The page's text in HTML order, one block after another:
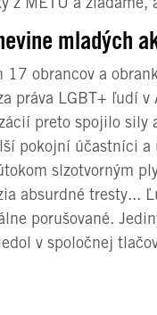
mladých
obrancov a
práva LGBT+ ľudí v
preto spojilo sily
pokojní účastníci
slzotvorným
absurdné tresty...
porušované.
v spoločnej